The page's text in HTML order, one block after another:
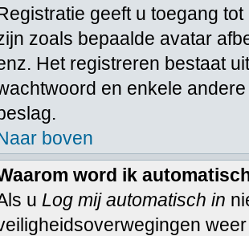
geeft u toegang
zoals bepaalde avatar
Het registreren bestaat
en enkele
boven
word ik
u Log mij automatisch in